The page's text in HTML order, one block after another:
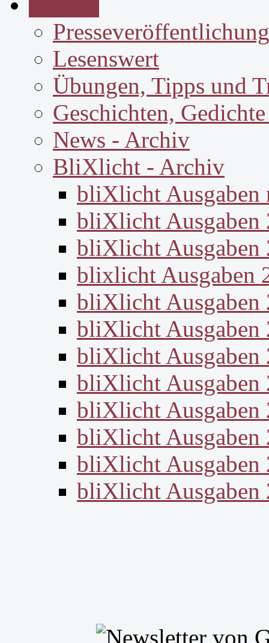
Lesenswert
Übungen, Tipps und
Geschichten,
News - Archiv
BliXlicht - Archiv
bliXlicht Ausgaben
bliXlicht Ausgaben
bliXlicht Ausgaben
blixlicht Ausgaben
bliXlicht Ausgaben
bliXlicht Ausgaben
bliXlicht Ausgaben
bliXlicht Ausgaben
bliXlicht Ausgaben
bliXlicht Ausgaben
bliXlicht Ausgaben
bliXlicht Ausgaben